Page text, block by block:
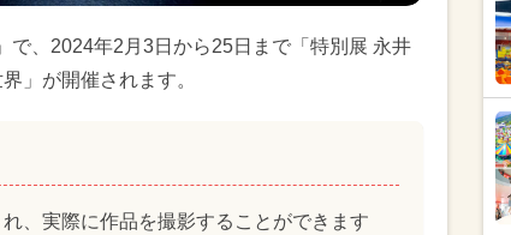
で、2024年2月3日から25日まで「特別展 永井
」が開催されます。
、実際に作品を撮影することができます